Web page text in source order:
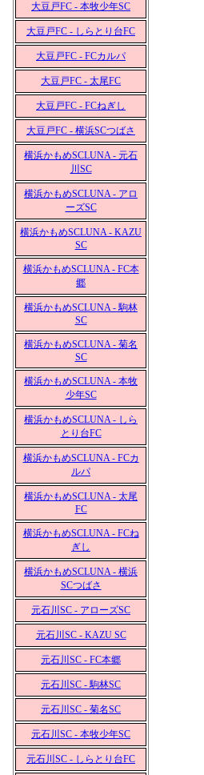
大豆戸FC - 本牧少年SC
大豆戸FC - しらとり台FC
大豆戸FC - FCカルパ
大豆戸FC - 太尾FC
大豆戸FC - FCねぎし
大豆戸FC - 横浜SCつばさ
横浜かもめSCLUNA - 元石
川SC
横浜かもめSCLUNA - アロ
ーズSC
横浜かもめSCLUNA - KAZU
SC
横浜かもめSCLUNA - FC本
郷
横浜かもめSCLUNA - 駒林
SC
横浜かもめSCLUNA - 菊名
SC
横浜かもめSCLUNA - 本牧
少年SC
横浜かもめSCLUNA - しら
とり台FC
横浜かもめSCLUNA - FCカ
ルパ
横浜かもめSCLUNA - 太尾
FC
横浜かもめSCLUNA - FCね
ぎし
横浜かもめSCLUNA - 横浜
SCつばさ
元石川SC - アローズSC
元石川SC - KAZU SC
元石川SC - FC本郷
元石川SC - 駒林SC
元石川SC - 菊名SC
元石川SC - 本牧少年SC
元石川SC - しらとり台FC